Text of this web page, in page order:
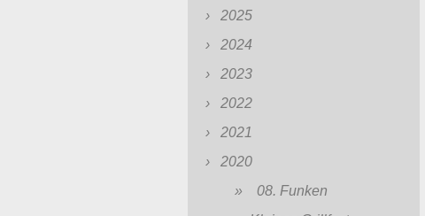
2025
2024
2023
2022
2021
2020
08. Funken